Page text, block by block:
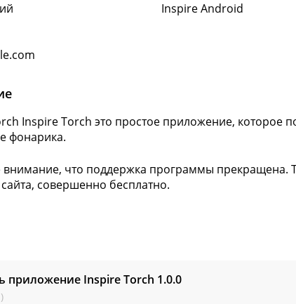
Inspire Android
Inspire Torch это простое приложение, которое
фонарика.
внимание, что поддержка программы прекращена.
совершенно бесплатно.
приложение Inspire Torch 1.0.0